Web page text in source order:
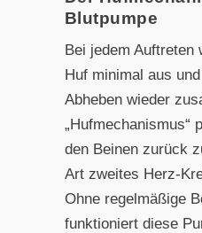
Blutpumpe
Bei jedem Auftreten
Huf minimal aus
Abheben wieder
„Hufmechanismus“
den Beinen zurück
Art zweites Herz-
Ohne regelmäßige
funktioniert diese